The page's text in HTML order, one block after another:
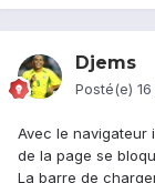
Djems
Posté(e)
Avec le navigateur
de la page se
La barre de